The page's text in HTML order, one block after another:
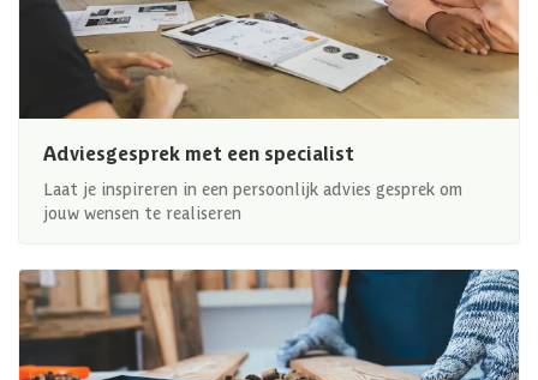
Adviesgesprek met een specialist
Laat je inspireren in een persoonlijk advies gesprek om
jouw wensen te realiseren